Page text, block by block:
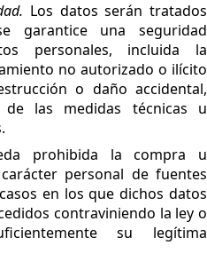
Los datos serán tratados
garantice una seguridad
personales, incluida la
no autorizado o ilícito
o daño accidental,
de las medidas técnicas u
prohibida la compra u
personal de fuentes
en los que dichos datos
contraviniendo la ley o
su legítima